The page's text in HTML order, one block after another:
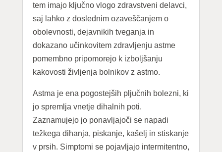
tem imajo ključno vlogo zdravstveni delavci,
saj lahko z doslednim ozaveščanjem o
obolevnosti, dejavnikih tveganja in
dokazano učinkovitem zdravljenju astme
pomembno pripomorejo k izboljšanju
kakovosti življenja bolnikov z astmo.
Astma je ena pogostejših pljučnih bolezni, ki
jo spremlja vnetje dihalnih poti.
Zaznamujejo jo ponavljajoči se napadi
težkega dihanja, piskanje, kašelj in stiskanje
v prsih. Simptomi se pojavljajo intermitentno,